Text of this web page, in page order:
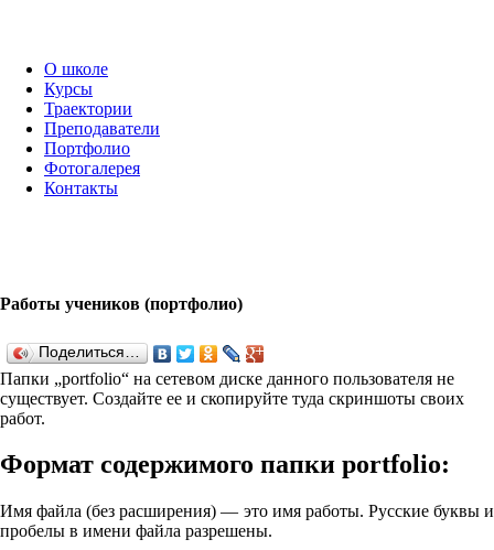
О школе
Курсы
Траектории
Преподаватели
Портфолио
Фотогалерея
Контакты
Работы учеников (портфолио)
Поделиться…
Папки „port­fo­lio“ на сетевом диске данного пользователя не
существует. Создайте ее и скопируйте туда скриншоты своих
работ.
Формат содержимого папки port­fo­lio:
Имя файла (без расширения) — это имя работы. Русские буквы и
пробелы в имени файла разрешены.